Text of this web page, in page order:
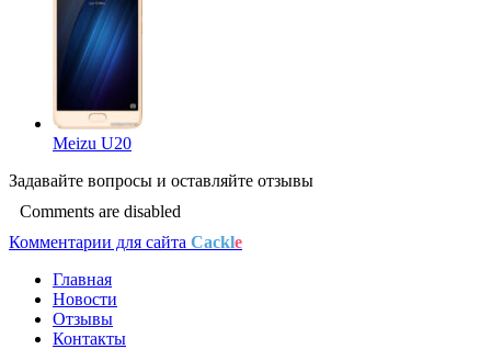
Meizu U20
Задавайте вопросы и оставляйте отзывы
Comments are disabled
Комментарии для сайта Cackle
Главная
Новости
Отзывы
Контакты